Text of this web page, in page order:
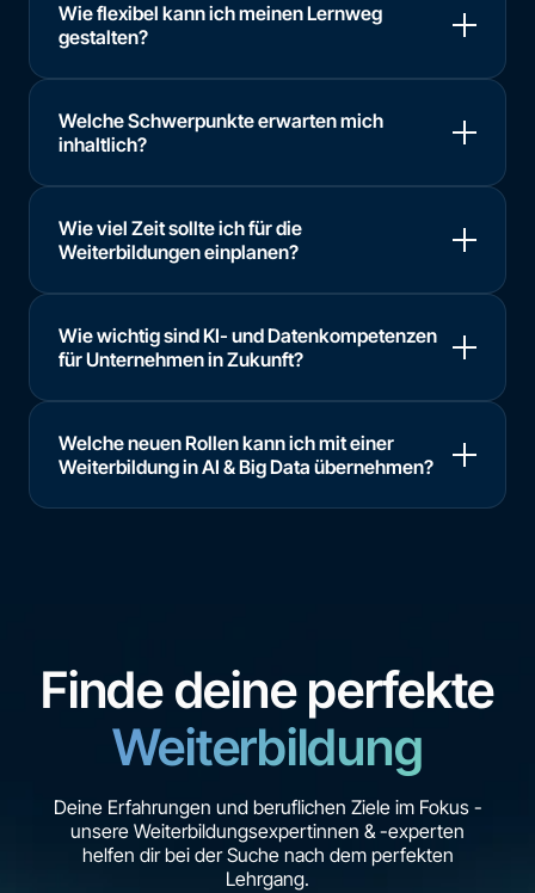
Wie flexibel kann ich meinen Lernweg
gestalten?
Welche Schwerpunkte erwarten mich
inhaltlich?
Wie viel Zeit sollte ich für die
Weiterbildungen einplanen?
Wie wichtig sind KI- und Datenkompetenzen
für Unternehmen in Zukunft?
Welche neuen Rollen kann ich mit einer
Weiterbildung in AI & Big Data übernehmen?
Finde deine perfekte
Weiterbildung
Deine Erfahrungen und beruflichen Ziele im Fokus -
unsere Weiterbildungsexpertinnen & -experten
helfen dir bei der Suche nach dem perfekten
Lehrgang.